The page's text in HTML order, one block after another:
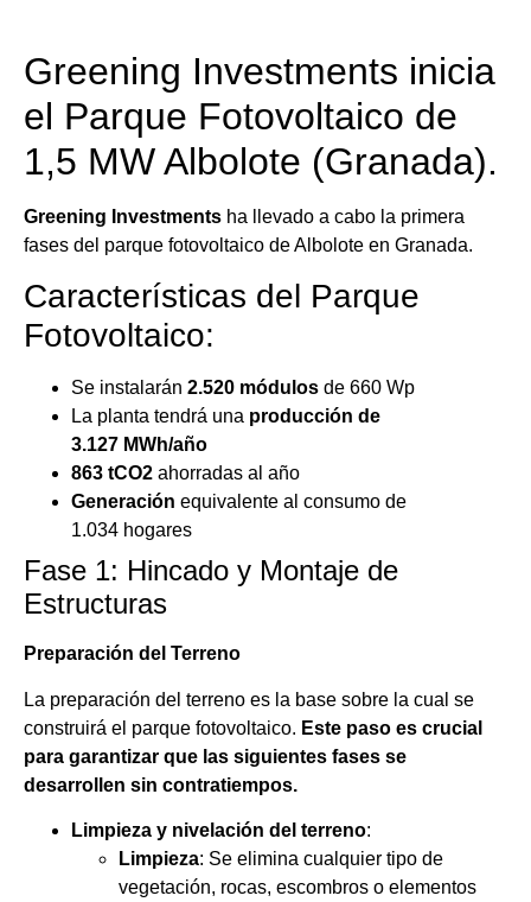
Greening Investments inicia
el Parque Fotovoltaico de
1,5 MW Albolote (Granada).
Greening Investments ha llevado a cabo la primera
fases del parque fotovoltaico de Albolote en Granada.
Características del Parque
Fotovoltaico:
Se instalarán 2.520 módulos de 660 Wp
La planta tendrá una producción de
3.127 MWh/año
863 tCO2 ahorradas al año
Generación equivalente al consumo de
1.034 hogares
Fase 1: Hincado y Montaje de
Estructuras
Preparación del Terreno
La preparación del terreno es la base sobre la cual se
construirá el parque fotovoltaico. Este paso es crucial
para garantizar que las siguientes fases se
desarrollen sin contratiempos.
Limpieza y nivelación del terreno:
Limpieza: Se elimina cualquier tipo de
vegetación, rocas, escombros o elementos